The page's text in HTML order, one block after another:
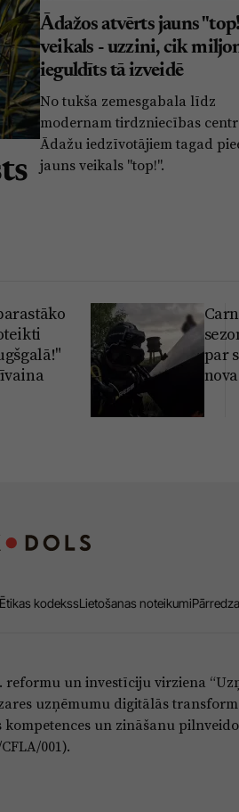
Ādažos atvērts jauns
veikals - uzzini, cik
ieguldīts tā izveidē
No tukša zemesgabala līdz
modernam tirdzniecības
Ādažu iedzīvotājiem tagad
jauns veikals "top!".
par
kodekssLietošanas noteikumi
reformu un investīciju virziena
uzņēmumu digitālās
un zināšanu
001).